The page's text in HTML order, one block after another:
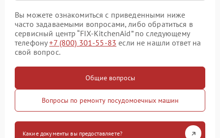
Вы можете ознакомиться с приведенными ниже
часто задаваемыми вопросами, либо обратиться в
сервисный центр “FIX-KitchenAid” по следующему
телефону+7 (800) 301-55-83 если не нашли ответ на
свой вопрос.
Общие вопросы
Вопросы по ремонту посудомоечных машин
Какие документы вы предоставляете?